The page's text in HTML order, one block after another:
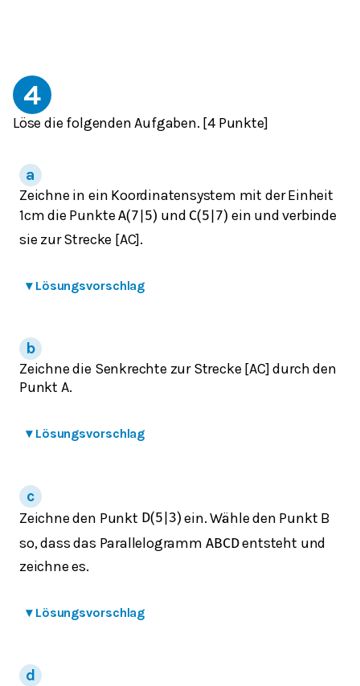
4
Löse die folgenden Aufgaben. [4 Punkte]
Zeichne in ein Koordinatensystem mit der Einheit
1cm die PunkteA(7 5) und C(5 7) ein und verbinde
sie zur Strecke [AC].
▾ Lösungsvorschlag
Zeichne die Senkrechte zur Strecke [AC] durch den
Punkt A.
▾ Lösungsvorschlag
Zeichne den Punkt D(5 3) ein. Wähle den Punkt B
so, dass das Parallelogramm ABCDentsteht und
zeichne es.
▾ Lösungsvorschlag